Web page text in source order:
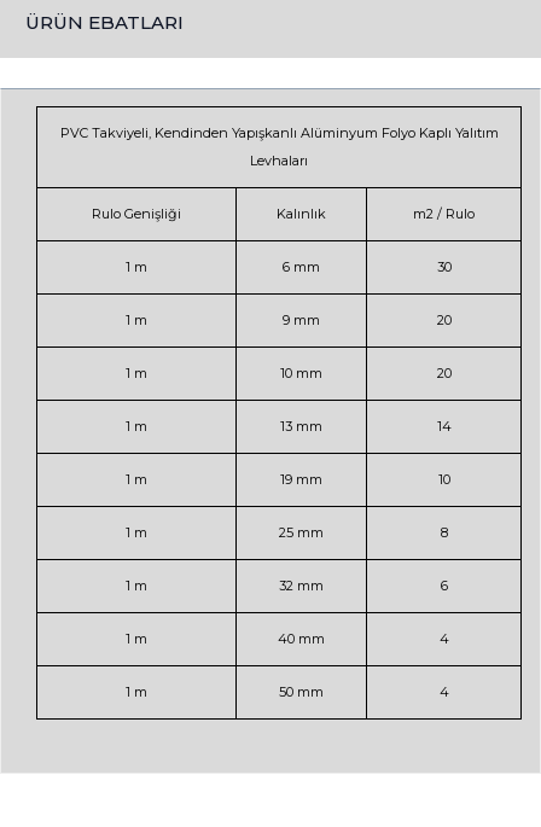
ÜRÜN EBATLARI
PVC Takviyeli, Kendinden Yapışkanlı Alüminyum Folyo Kaplı Yalıtım
Levhaları
Rulo Genişliği Kalınlık m2 / Rulo
1 m 6 mm 30
1 m 9 mm 20
1 m 10 mm 20
1 m 13 mm 14
1 m 19 mm 10
1 m 25 mm 8
1 m 32 mm 6
1 m 40 mm 4
1 m 50 mm 4